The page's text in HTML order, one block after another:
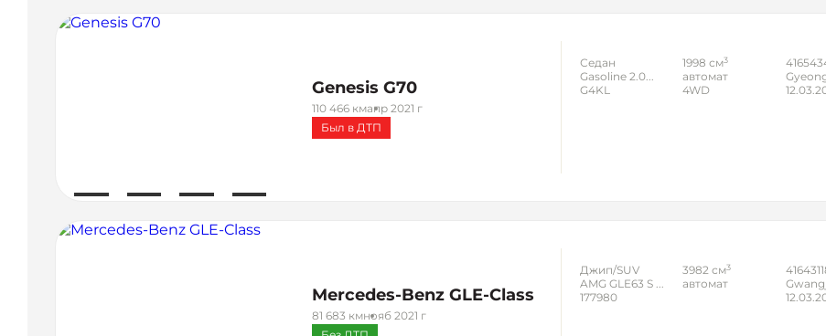
Genesis G70
110 466 кмапр 2021 г
Был в ДТП
Седан
Gasoline 2.0...
G4KL
1998 см3
автомат
4WD
Mercedes-Benz GLE-Class
81 683 кмнояб 2021 г
Джип/SUV
AMG GLE63 S ...
177980
3982 см3
автомат